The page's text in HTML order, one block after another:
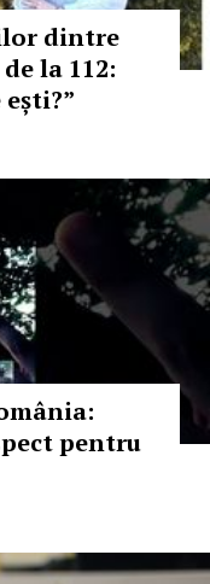
dintre
la 112:
pentru